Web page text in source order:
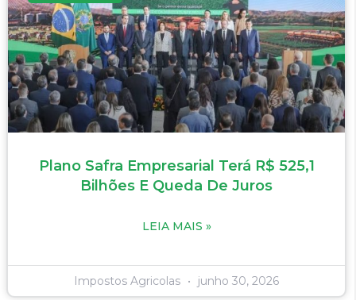
Plano Safra Empresarial Terá R$ 525,1
Bilhões E Queda De Juros
LEIA MAIS »
Impostos Agricolas junho 30, 2026